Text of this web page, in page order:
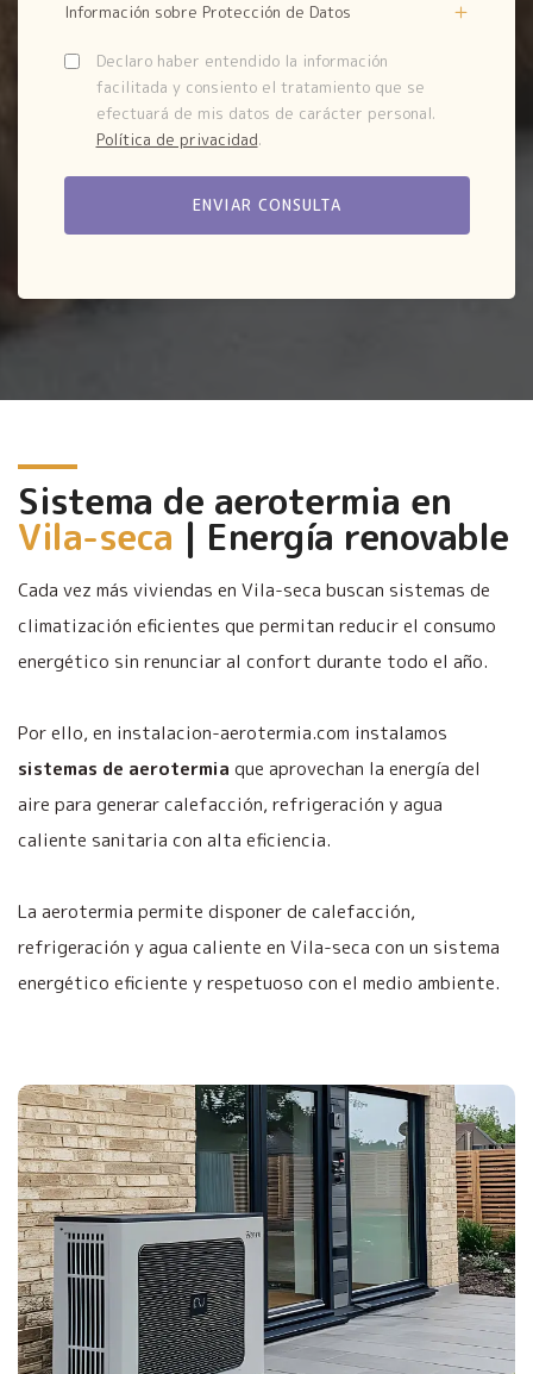
Información sobre Protección de Datos
Declaro haber entendido la información
facilitada y consiento el tratamiento que se
efectuará de mis datos de carácter personal.
Política de privacidad.
Sistema de aerotermia en
Vila-seca | Energía renovable
Cada vez más viviendas en Vila-seca buscan sistemas de
climatización eficientes que permitan reducir el consumo
energético sin renunciar al confort durante todo el año.
Por ello, en instalacion-aerotermia.com instalamos
sistemas de aerotermia que aprovechan la energía del
aire para generar calefacción, refrigeración y agua
caliente sanitaria con alta eficiencia.
La aerotermia permite disponer de calefacción,
refrigeración y agua caliente en Vila-seca con un sistema
energético eficiente y respetuoso con el medio ambiente.